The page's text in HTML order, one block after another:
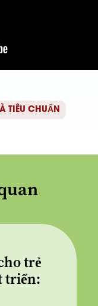
TIÊU CHUẨN
trẻ
triển: